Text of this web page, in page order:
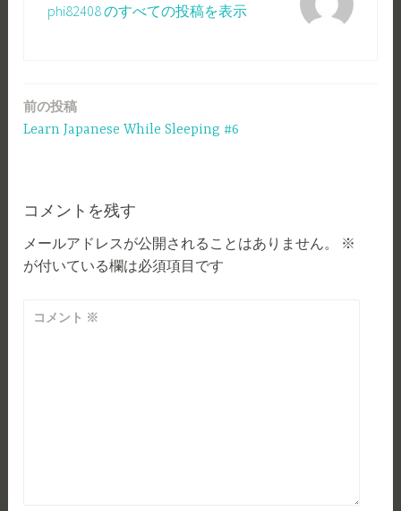
phi82408 のすべての投稿を表示
投
ビ
ゲ
ー
前の投稿
Learn Japanese While Sleeping #6
コメントを残す
メールアドレスが公開されることはありません。
※
が付いている欄は必須項目です
コメント ※